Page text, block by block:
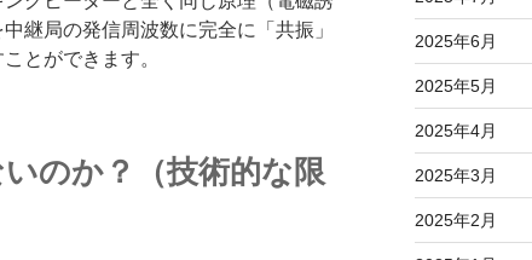
継局の発信周波数に完全に「共振」
とができます。
のか？（技術的な限
2025年6月
2025年5月
2025年4月
2025年3月
2025年2月